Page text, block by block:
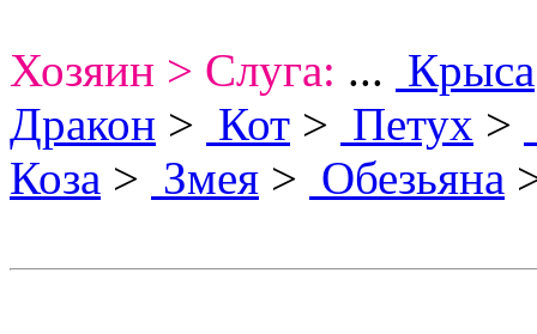
Хозяин > Слуга: ... Крыса
Дракон > Кот > Петух >
Коза > Змея > Обезьяна